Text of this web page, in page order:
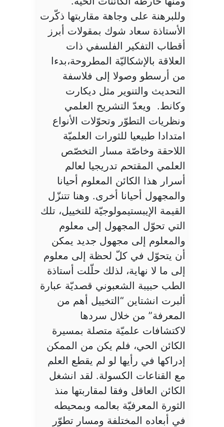
وللبرهنة على وجاهة مقاربتها ذكّرت
الأستاذة سعاد شوك بمقولات أبرز
أقطاب التفكير الفلسفي ذات
العلاقة بالإشكاليّة المطروحة،بدءا
من أرسطو وصولا إلى فلاسفة
التحديث والتنوير مثل ديكارت
وكانط. ويعدّ التشريح العلمي
ونظريات التطوّر وتحوّلات الأنواع
امتدادا طبيعيا للثورات العلميّة
اللاحقة وخاصّة مسار التخصّص
العلمي المقتحم تدريجيا لعالم
أسرار هذا الكائن المعلوم أحيانا
والمجهول أحيانا أخرى. وهنا تتنزّل
القيمة الإيبستيمولوجيّة للتخييل، تلك
التي تحوّل المجهول إلى معلوم
والمعلوم إلى مجهول جديد يمكن
أن يتحوّل في كلّ لحظة إلى معلوم
إلى ما لا نهاية، لذلك حلّلت أستاذة
الطب حبيبة الشعبوني قصديّة عبارة
ألبرت انشتاين “التخييل أهم من
المعرفة” من خلال سردها
لاكتشافات علميّة متصلة بمسيرة
الكائن الحي، فلم يكن من الممكن
إدراكها في رأيها لو لم يقطع العلم
مع القناعات الكسولة. لقد انشغل
الكائن العاقل وفقا لمقاربتها منذ
الثورة المعرفيّة بعالمه وبمحيطه
في أبعاده المختلفة ومسار تطوّر